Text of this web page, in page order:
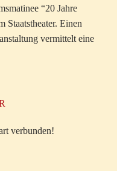
“20 Jahre
Staatstheater. Einen
vermittelt eine
verbunden!